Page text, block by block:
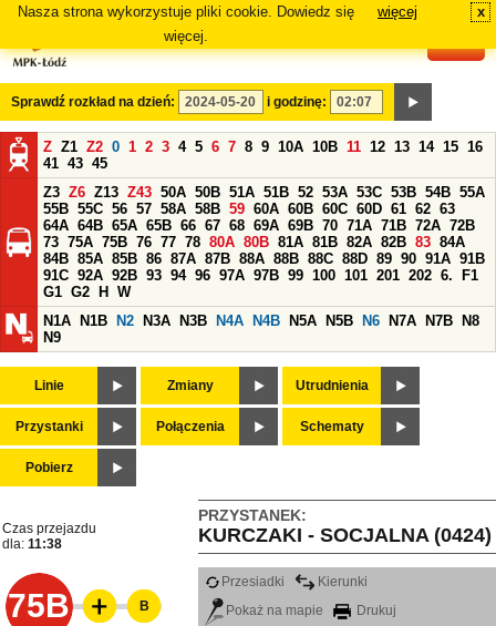
Nasza strona wykorzystuje pliki cookie. Dowiedz się
więcej.
więcej x
Sprawdź rozkład na dzień: i godzinę:
Z Z1 Z2 0 1 2 3 4 5 6 7 8 9 10A 10B 11 12 13 14 15 16
41 43 45
Z3 Z6 Z13 Z43 50A 50B 51A 51B 52 53A 53C 53B 54B 55A
55B 55C 56 57 58A 58B 59 60A 60B 60C 60D 61 62 63
64A 64B 65A 65B 66 67 68 69A 69B 70 71A 71B 72A 72B
73 75A 75B 76 77 78 80A 80B 81A 81B 82A 82B 83 84A
84B 85A 85B 86 87A 87B 88A 88B 88C 88D 89 90 91A 91B
91C 92A 92B 93 94 96 97A 97B 99 100 101 201 202 6.
F1
G1 G2 H
W
N1A
N1B N2 N3A N3B N4A N4B N5A N5B N6 N7A N7B
N8
N9
Linie Zmiany Utrudnienia
Przystanki Połączenia Schematy
Pobierz
PRZYSTANEK:
KURCZAKI - SOCJALNA (0424)
Czas przejazdu
dla: 11:38
75B
Przesiadki
Kierunki
Pokaż na mapie
Drukuj
B